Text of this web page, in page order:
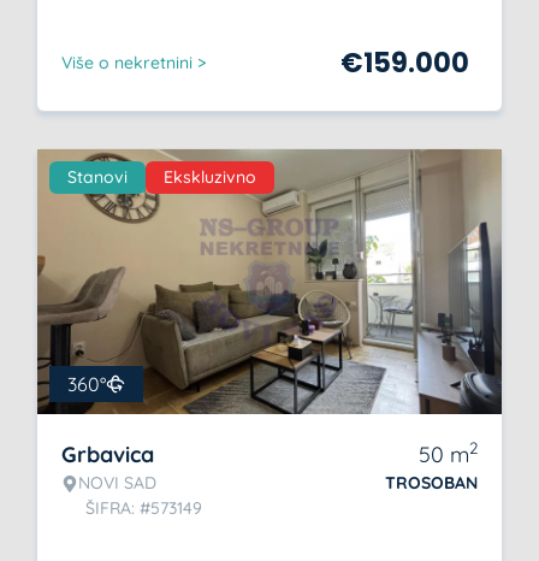
Više o nekretnini > €159.000
Stanovi Ekskluzivno
360°
Grbavica
NOVI SAD
ŠIFRA: #573149
50 m2
TROSOBAN